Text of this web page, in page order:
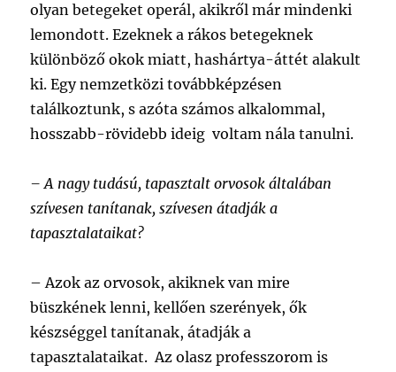
olyan betegeket operál, akikről már mindenki
lemondott. Ezeknek a rákos betegeknek
különböző okok miatt, hashártya-áttét alakult
ki. Egy nemzetközi továbbképzésen
találkoztunk, s azóta számos alkalommal,
hosszabb-rövidebb ideig voltam nála tanulni.
– A nagy tudású, tapasztalt orvosok általában
szívesen tanítanak, szívesen átadják a
tapasztalataikat?
–Azok az orvosok, akiknek van mire
büszkének lenni, kellően szerények, ők
készséggel tanítanak, átadják a
tapasztalataikat. Az olasz professzorom is